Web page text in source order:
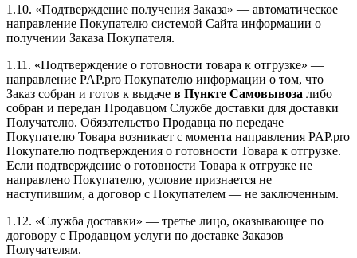
1.10. «Подтверждение получения Заказа» — автоматическое
направление Покупателю системой Сайта информации о
получении Заказа Покупателя.
1.11. «Подтверждение о готовности товара к отгрузке» —
направление PAP.pro Покупателю информации о том, что
Заказ собран и готов к выдаче в Пункте Самовывоза либо
собран и передан Продавцом Службе доставки для доставки
Получателю. Обязательство Продавца по передаче
Покупателю Товара возникает с момента направления PAP.pro
Покупателю подтверждения о готовности Товара к отгрузке.
Если подтверждение о готовности Товара к отгрузке не
направлено Покупателю, условие признается не
наступившим, а договор с Покупателем — не заключенным.
1.12. «Служба доставки» — третье лицо, оказывающее по
договору с Продавцом услуги по доставке Заказов
Получателям.